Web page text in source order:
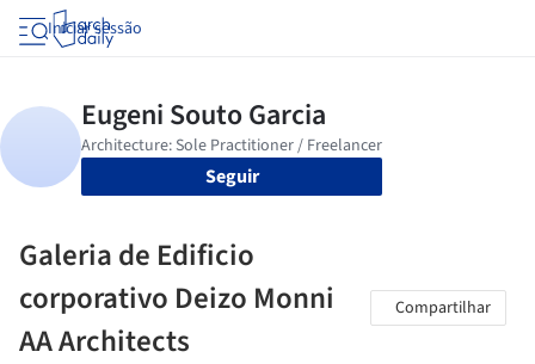
Iniciar sessão
Seguir
Galeria de Edificio
corporativo Deizo Monni
AA Architects
Compartilhar